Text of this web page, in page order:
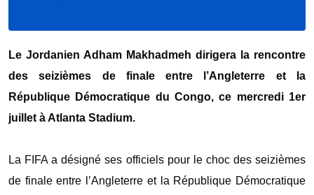
‎Le Jordanien Adham Makhadmeh dirigera la rencontre
des seizièmes de finale entre l’Angleterre et la
République Démocratique du Congo, ce mercredi 1er
juillet à Atlanta Stadium.
‎La FIFA a désigné ses officiels pour le choc des seizièmes
de finale entre l’Angleterre et la République Démocratique